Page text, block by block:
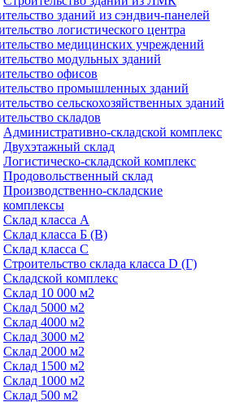
зданий из сэндвич-панелей
логистического центра
медицинских учреждений
модульных зданий
офисов
промышленных зданий
сельскохозяйственных зданий
складов
Административно-складской комплекс
Двухэтажный склад
Логистическо-складской комплекс
Продовольственный склад
Производственно-складские
комплексы
Склад класса А
Склад класса Б (B)
Склад класса С
Строительство склада класса D (Г)
Складской комплекс
Склад 10 000 м2
Склад 5000 м2
Склад 4000 м2
Склад 3000 м2
Склад 2000 м2
Склад 1500 м2
Склад 1000 м2
Склад 500 м2